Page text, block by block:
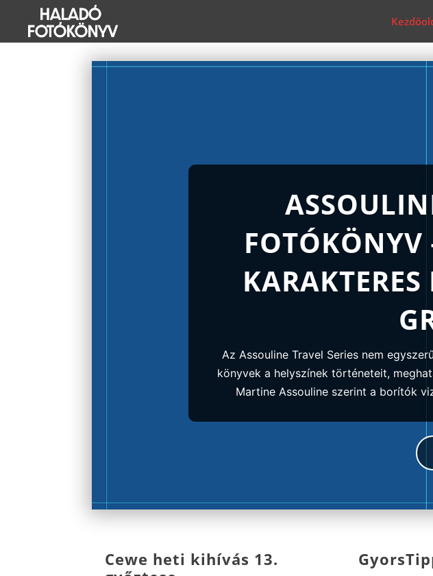
FOTÓKÖNYV
Az Assouline Travel Series nem
könyvek a helyszínek történeteit,
Martine Assouline szerint a borítók
Cewe heti kihívás 13.